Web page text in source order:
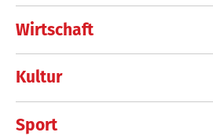
Wirtschaft
Kultur
Sport